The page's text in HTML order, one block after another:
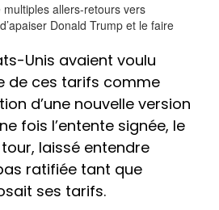
allers-retours vers
Donald Trump et le faire
Unis avaient voulu
de ces tarifs comme
d’une nouvelle version
fois l’entente signée, le
laissé entendre
ratifiée tant que
ses tarifs.